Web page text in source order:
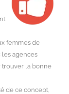
femmes de
les agences
trouver la bonne
de ce concept,